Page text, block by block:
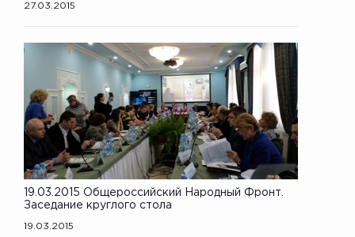
27.03.2015
19.03.2015 Общероссийский Народный Фронт.
Заседание круглого стола
19.03.2015